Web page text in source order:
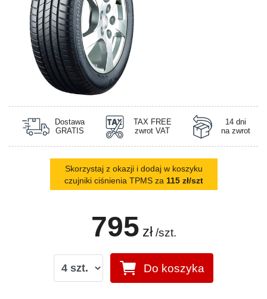
Dostawa
GRATIS
TAX FREE
zwrot VAT
14 dni
na zwrot
Skorzystaj z okazji i dodaj w koszyku
czujniki ciśnienia TPMS za 115 zł/szt
795 zł /szt.
Do koszyka